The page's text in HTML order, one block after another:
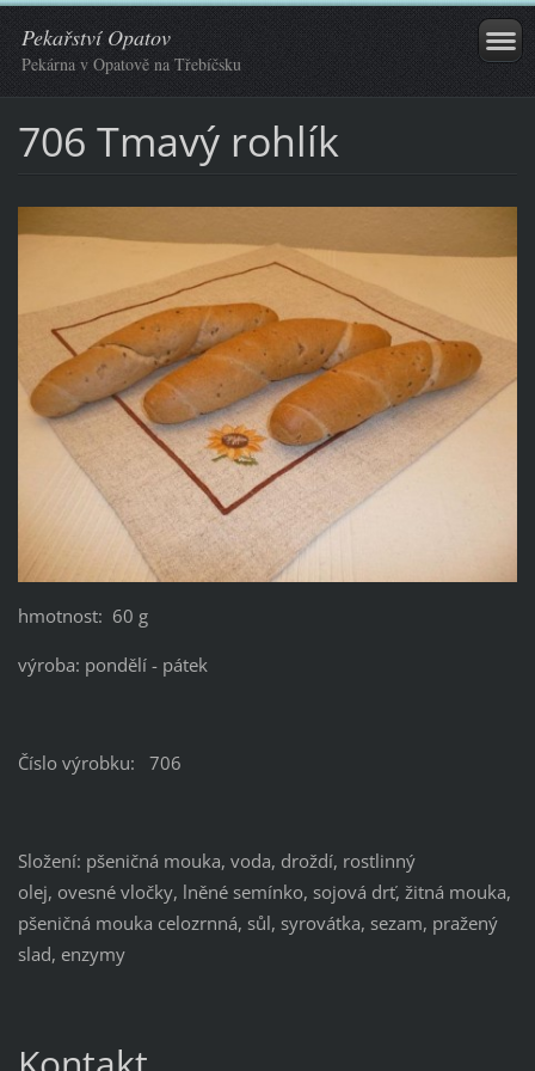
Pekařství Opatov
Pekárna v Opatově na Třebíčsku
706 Tmavý rohlík
hmotnost: 60 g
výroba: pondělí - pátek
Číslo výrobku: 706
Složení: pšeničná mouka, voda, droždí, rostlinný
olej, ovesné vločky, lněné semínko, sojová drť, žitná mouka,
pšeničná mouka celozrnná, sůl, syrovátka, sezam, pražený
slad, enzymy